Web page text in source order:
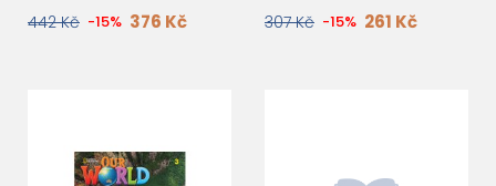
442 Kč -15% 376 Kč 307 Kč -15% 261 Kč